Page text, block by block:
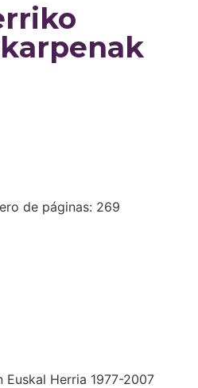
de páginas: 269
Herria 1977-2007